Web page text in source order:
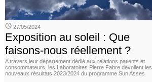
27/05/2024
Exposition au soleil : Que
faisons-nous réellement ?
A travers leur département dédié aux relations patients et
consommateurs, les Laboratoires Pierre Fabre dévoilent les
nouveaux résultats 2023/2024 du programme Sun Asses